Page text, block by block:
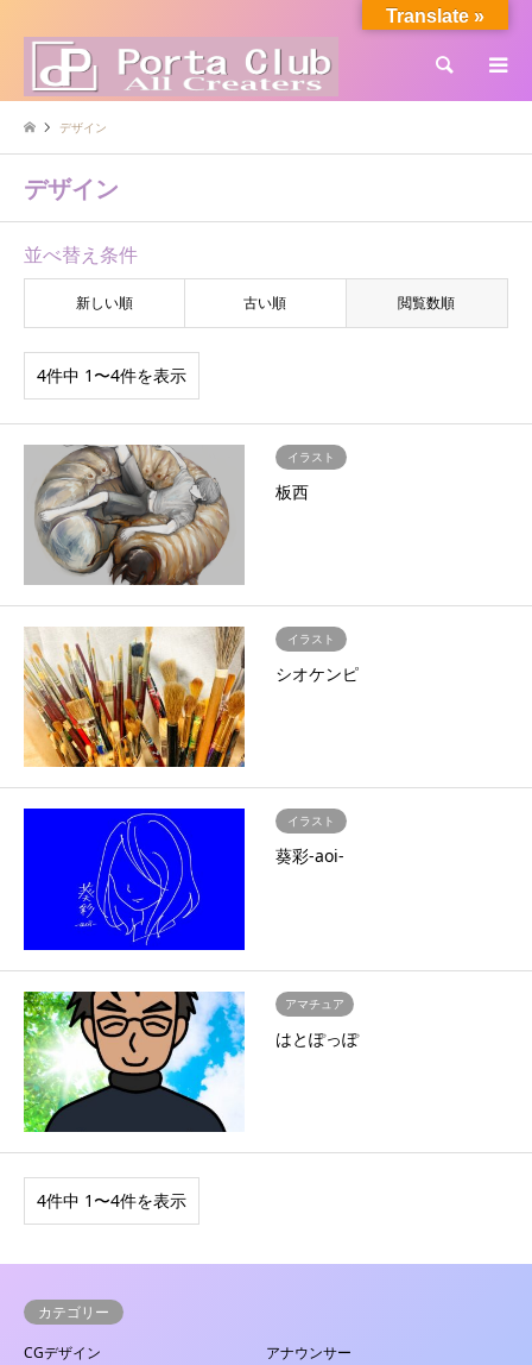
検索
デザイン
デザイン
並べ替え条件
新しい順 古い順 閲覧数順
4件中 1〜4件を表示
イラスト
板西
イラスト
シオケンピ
イラスト
葵彩-aoi-
アマチュア
はとぽっぽ
4件中 1〜4件を表示
カテゴリー
CGデザイン
アナウンサー
Translate »